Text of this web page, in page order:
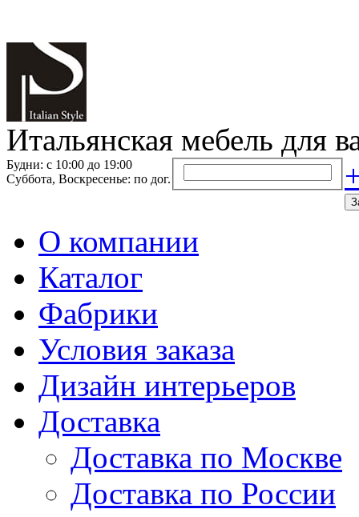
Итальянская мебель для
Будни: с 10:00 до 19:00
Суббота, Воскресенье: по дог.
О компании
Каталог
Фабрики
Условия заказа
Дизайн интерьеров
Доставка
Доставка по Москве
Доставка по России